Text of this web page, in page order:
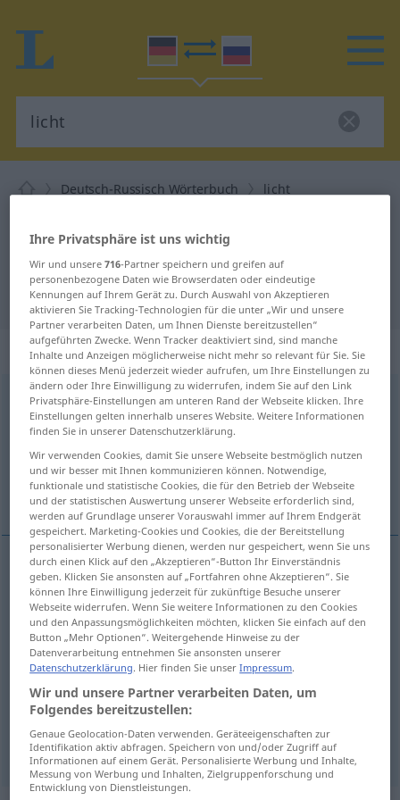
Deutsch-Russisch Wörterbuch licht
"licht"
"licht" Russisch Übersetzung
„licht“
licht
Übersicht aller Übersetzungen
(Für mehr Details die Übersetzung anklicken/antippen)
светлый редкий, реже
светлый, -ел, -ла, -o licht hell
редкий, -ок,-ка, -o lichtnicht dicht
реже KOMP licht
Ihre Privatsphäre ist uns wichtig
Wir und unsere716-Partner speichern und greifen auf
personenbezogene Daten wie Browserdaten oder eindeutige
Kennungen auf Ihrem Gerät zu. Durch Auswahl von Akzeptieren
aktivieren Sie Tracking-Technologien für die unter „Wir und unsere
Partner verarbeiten Daten, um Ihnen Dienste bereitzustellen“
aufgeführten Zwecke. Wenn Tracker deaktiviert sind, sind manche
Inhalte und Anzeigen möglicherweise nicht mehr so relevant für Sie. Sie
können dieses Menü jederzeit wieder aufrufen, um Ihre Einstellungen zu
ändern oder Ihre Einwilligung zu widerrufen, indem Sie auf den Link
Privatsphäre-Einstellungen am unteren Rand der Webseite klicken. Ihre
Einstellungen gelten innerhalb unseres Website. Weitere Informationen
finden Sie in unserer Datenschutzerklärung.
Wir verwenden Cookies, damit Sie unsere Webseite bestmöglich nutzen
und wir besser mit Ihnen kommunizieren können. Notwendige,
funktionale und statistische Cookies, die für den Betrieb der Webseite
und der statistischen Auswertung unserer Webseite erforderlich sind,
werden auf Grundlage unserer Vorauswahl immer auf Ihrem Endgerät
gespeichert. Marketing-Cookies und Cookies, die der Bereitstellung
personalisierter Werbung dienen, werden nur gespeichert, wenn Sie uns
durch einen Klick auf den „Akzeptieren“-Button Ihr Einverständnis
geben. Klicken Sie ansonsten auf „Fortfahren ohne Akzeptieren“. Sie
können Ihre Einwilligung jederzeit für zukünftige Besuche unserer
Webseite widerrufen. Wenn Sie weitere Informationen zu den Cookies
und den Anpassungsmöglichkeiten möchten, klicken Sie einfach auf den
Button „Mehr Optionen“. Weitergehende Hinweise zu der
Datenverarbeitung entnehmen Sie ansonsten unserer
Datenschutzerklärung. Hier finden Sie unserImpressum.
Wir und unsere Partner verarbeiten Daten, um
Folgendes bereitzustellen:
Genaue Geolocation-Daten verwenden. Geräteeigenschaften zur
Identifikation aktiv abfragen. Speichern von und/oder Zugriff auf
Informationen auf einem Gerät. Personalisierte Werbung und Inhalte,
Messung von Werbung und Inhalten, Zielgruppenforschung und
Entwicklung von Dienstleistungen.